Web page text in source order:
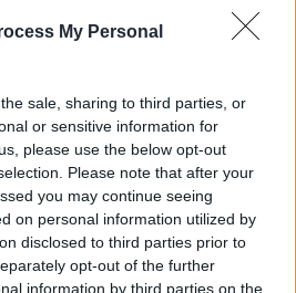
My Personal
sale, sharing to third parties, or
or sensitive information for
please use the below opt-out
Please note that after your
you may continue seeing
on personal information utilized by
disclosed to third parties prior to
opt-out of the further
information by third parties on the
σύγκρουση για τη Συνθήκη
«Η σταθερότητα στην Κύπρο
ΚΟΣΜΟΣ 22:59
Νέα πρόκληση Φιντάν: «Η
Νέα πρόκληση Φιντάν: «Η
σταθερότητα στην Κύπρο
οφείλεται στην παρουσία
Τούρκων στρατιωτών»